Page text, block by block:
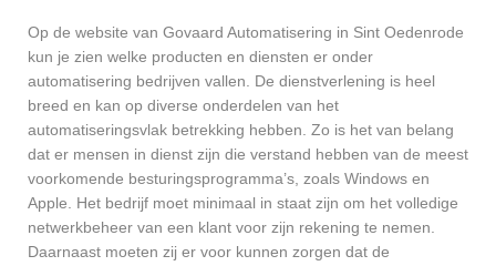
Op de website van Govaard Automatisering in Sint Oedenrode
kun je zien welke producten en diensten er onder
automatisering bedrijven vallen. De dienstverlening is heel
breed en kan op diverse onderdelen van het
automatiseringsvlak betrekking hebben. Zo is het van belang
dat er mensen in dienst zijn die verstand hebben van de meest
voorkomende besturingsprogramma’s, zoals Windows en
Apple. Het bedrijf moet minimaal in staat zijn om het volledige
netwerkbeheer van een klant voor zijn rekening te nemen.
Daarnaast moeten zij er voor kunnen zorgen dat de